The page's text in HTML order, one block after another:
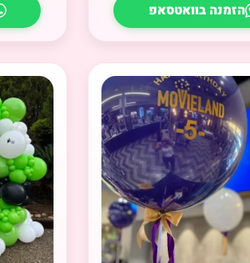
הזמנה בוואטסאפ